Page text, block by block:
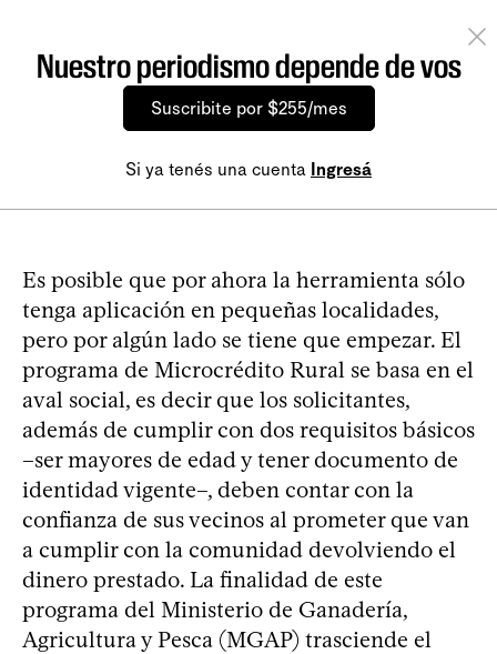
Nuestro periodismo depende de vos
Suscribite por $255/mes
Si ya tenés una cuenta Ingresá
Es posible que por ahora la herramienta sólo
tenga aplicación en pequeñas localidades,
pero por algún lado se tiene que empezar. El
programa de Microcrédito Rural se basa en el
aval social, es decir que los solicitantes,
además de cumplir con dos requisitos básicos
–ser mayores de edad y tener documento de
identidad vigente–, deben contar con la
confianza de sus vecinos al prometer que van
a cumplir con la comunidad devolviendo el
dinero prestado. La finalidad de este
programa del Ministerio de Ganadería,
Agricultura y Pesca (MGAP) trasciende el